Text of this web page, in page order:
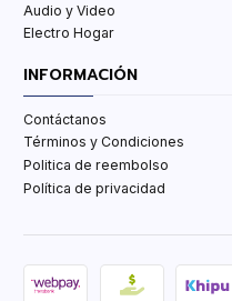
Audio y Video
Electro Hogar
INFORMACIÓN
Contáctanos
Términos y Condiciones
Politica de reembolso
Política de privacidad